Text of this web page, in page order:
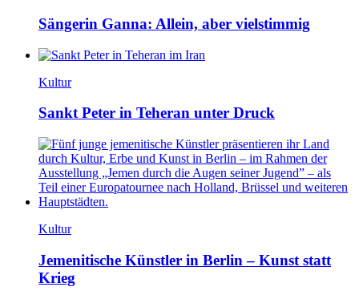
Sängerin Ganna: Allein, aber vielstimmig
Kultur
Sankt Peter in Teheran unter Druck
Kultur
Jemenitische Künstler in Berlin – Kunst statt
Krieg